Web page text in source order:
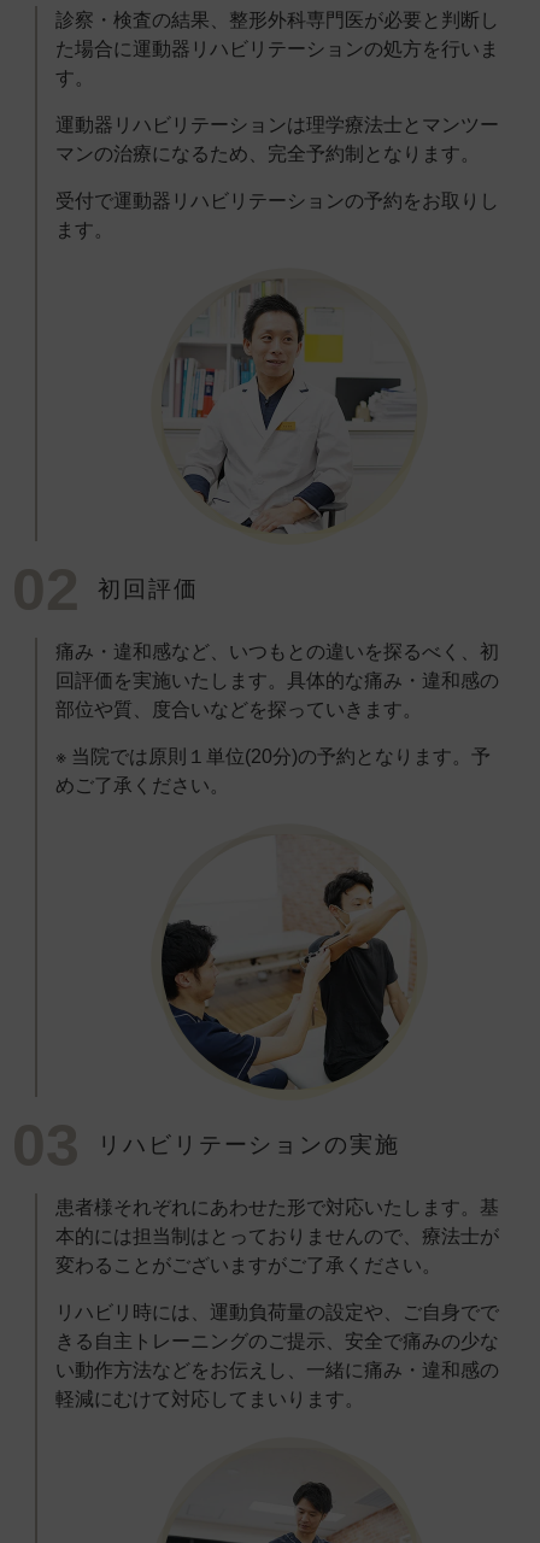
診察・検査の結果、整形外科専門医が必要と判断し
た場合に運動器リハビリテーションの処方を行いま
す。
運動器リハビリテーションは理学療法士とマンツー
マンの治療になるため、完全予約制となります。
受付で運動器リハビリテーションの予約をお取りし
ます。
02 初回評価
痛み・違和感など、いつもとの違いを探るべく、初
回評価を実施いたします。具体的な痛み・違和感の
部位や質、度合いなどを探っていきます。
※ 当院では原則１単位(20分)の予約となります。予
めご了承ください。
03 リハビリテーションの実施
患者様それぞれにあわせた形で対応いたします。基
本的には担当制はとっておりませんので、療法士が
変わることがございますがご了承ください。
リハビリ時には、運動負荷量の設定や、ご自身でで
きる自主トレーニングのご提示、安全で痛みの少な
い動作方法などをお伝えし、一緒に痛み・違和感の
軽減にむけて対応してまいります。